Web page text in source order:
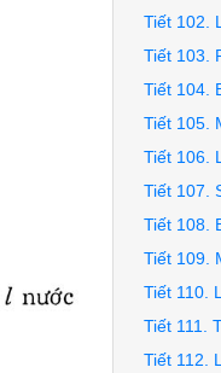
Tiết 102.
Tiết 103.
Tiết 104.
Tiết 105.
Tiết 106.
Tiết 107.
Tiết 108.
Tiết 109.
Tiết 110.
Tiết 111.
Tiết 112.